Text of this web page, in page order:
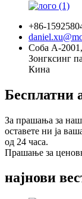
+86-
Соба А-
Зонгксинг
Кина
Бесплатни
За прашања за
оставете ни ја
од 24 часа.
Прашање за
најнови